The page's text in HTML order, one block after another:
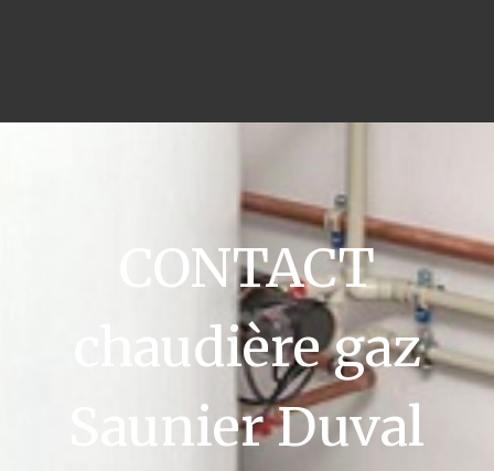
CONTACT
chaudière gaz
Saunier Duval